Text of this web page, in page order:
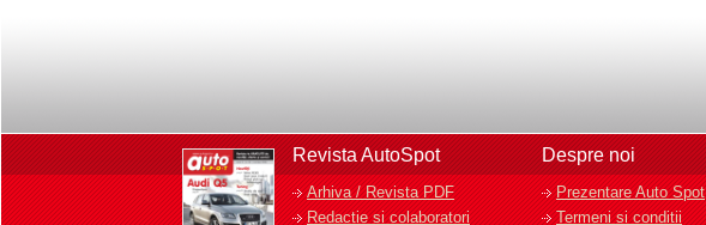
Revista AutoSpot
Arhiva / Revista PDF
Redactie si colaboratori
Despre noi
Prezentare Auto Spot
Termeni si conditii